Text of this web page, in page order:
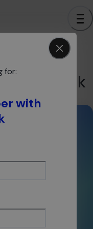
Keycloak
for:
with